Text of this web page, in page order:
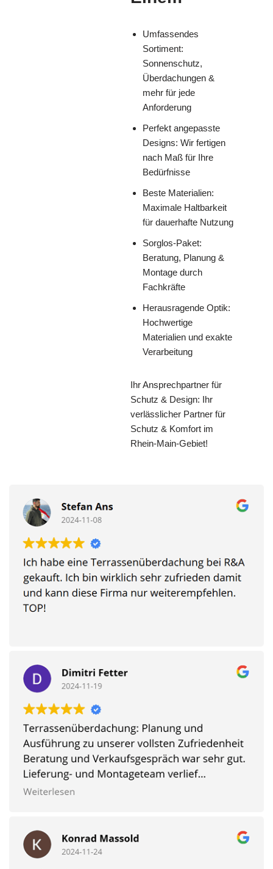
Umfassendes
Sortiment:
Sonnenschutz,
Überdachungen &
mehr für jede
Anforderung
Perfekt angepasste
Designs: Wir fertigen
nach Maß für Ihre
Bedürfnisse
Beste Materialien:
Maximale Haltbarkeit
für dauerhafte Nutzung
Sorglos-Paket:
Beratung, Planung &
Montage durch
Fachkräfte
Herausragende Optik:
Hochwertige
Materialien und exakte
Verarbeitung
Ihr Ansprechpartner für
Schutz & Design: Ihr
verlässlicher Partner für
Schutz & Komfort im
Rhein-Main-Gebiet!